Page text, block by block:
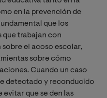
en la prevención de
que los
que trabajan con
el acoso escolar,
sobre cómo
Cuando un caso
detectado y reconducido
evitar que se den las